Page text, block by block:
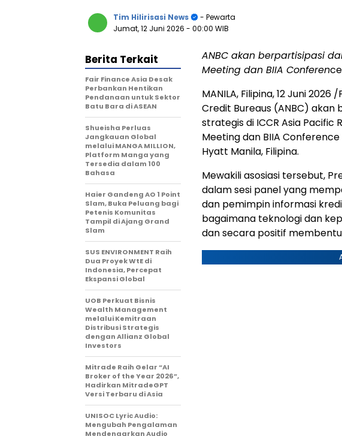
Tim Hilirisasi News
- Pewarta
Jumat, 12 Juni 2026 - 00:00 WIB
ANBC akan berpartisipasi
Meeting dan BIIA Conferen
MANILA, Filipina,12 Juni 2026 /
Credit Bureaus (ANBC) akan
strategis di ICCR Asia Pacific
Meeting dan BIIA
Hyatt Manila, Filipina.
Mewakili asosiasi tersebut,
dalam sesi panel yang
dan pemimpin informasi
bagaimana teknologi dan
dan secara positif
Berita Terkait
Fair Finance Asia Desak
Perbankan Hentikan
Pendanaan untuk Sektor
Batu Bara di ASEAN
Shueisha Perluas
Jangkauan Global
melalui MANGA MILLION,
Platform Manga yang
Tersedia dalam 100
Bahasa
Haier Gandeng AO 1 Point
Slam, Buka Peluang bagi
Petenis Komunitas
Tampil di Ajang Grand
Slam
SUS ENVIRONMENT Raih
Dua Proyek WtE di
Indonesia, Percepat
Ekspansi Global
UOB Perkuat Bisnis
Wealth Management
melalui Kemitraan
Distribusi Strategis
dengan Allianz Global
Investors
Mitrade Raih Gelar “AI
Broker of the Year 2026”,
Hadirkan MitradeGPT
Versi Terbaru di Asia
UNISOC Lyric Audio:
Mengubah Pengalaman
Mendengarkan Audio